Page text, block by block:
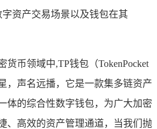
资产交易场景以及钱包在其
货币领域中,TP钱包（TokenPocket
，声名远播，它是一款集多链资产
体的综合性数字钱包，为广大加密
、高效的资产管理通道，当我们抛